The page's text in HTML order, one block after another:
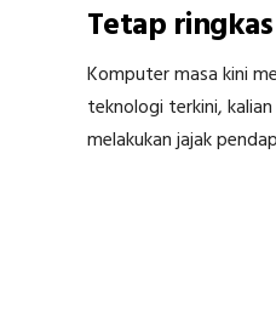
Tetap
Komputer masa kini
teknologi terkini,
melakukan jajak